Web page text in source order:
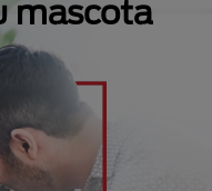
mascota